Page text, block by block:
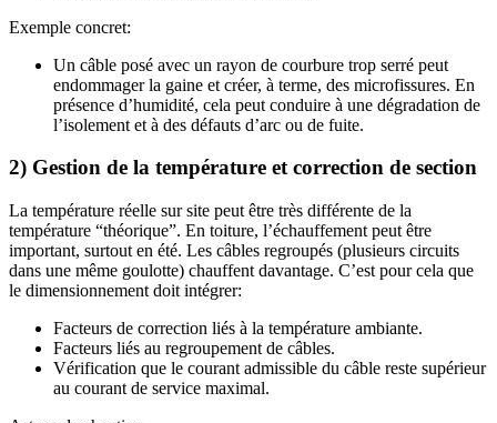
Exemple concret:
Un câble posé avec un rayon de courbure trop serré peut
endommager la gaine et créer, à terme, des microfissures. En
présence d’humidité, cela peut conduire à une dégradation de
l’isolement et à des défauts d’arc ou de fuite.
2) Gestion de la température et correction de section
La température réelle sur site peut être très différente de la
température “théorique”. En toiture, l’échauffement peut être
important, surtout en été. Les câbles regroupés (plusieurs circuits
dans une même goulotte) chauffent davantage. C’est pour cela que
le dimensionnement doit intégrer:
Facteurs de correction liés à la température ambiante.
Facteurs liés au regroupement de câbles.
Vérification que le courant admissible du câble reste supérieur
au courant de service maximal.